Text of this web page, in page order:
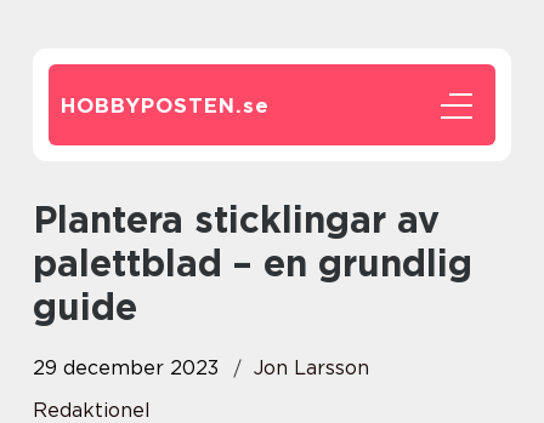
HOBBYPOSTEN.se
Plantera sticklingar av
palettblad – en grundlig
guide
29 december 2023
Jon Larsson
Redaktionel